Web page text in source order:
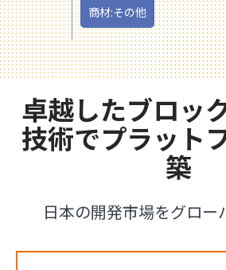
商材:その他
卓越したブロッ
技術でプラット
築
日本の開発市場をグロー